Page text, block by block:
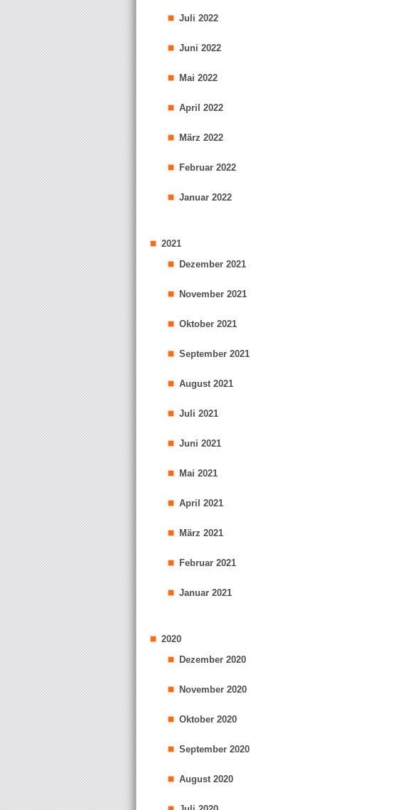
Juli 2022
Juni 2022
Mai 2022
April 2022
März 2022
Februar 2022
Januar 2022
2021
Dezember 2021
November 2021
Oktober 2021
September 2021
August 2021
Juli 2021
Juni 2021
Mai 2021
April 2021
März 2021
Februar 2021
Januar 2021
2020
Dezember 2020
November 2020
Oktober 2020
September 2020
August 2020